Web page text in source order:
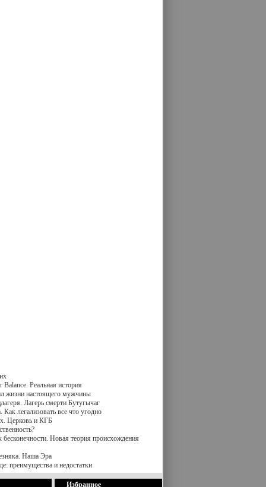
Balance. Реальная история
жизни настоящего мужчины
Лагерь смерти Бутугычаг
легализовать все что угодно
Церковь и КГБ
бесконечности. Новая теория происхождения
Наша Эра
преимущества и недостатки
Избранное